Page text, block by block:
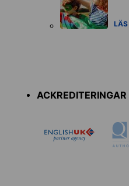
LÄS
ACKREDITERINGAR